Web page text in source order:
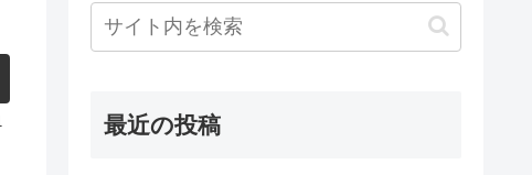
最近の投稿